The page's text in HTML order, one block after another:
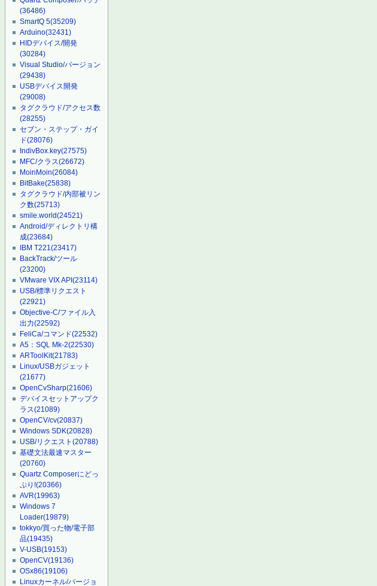
(36486)
SmartQ 5(35209)
Arduino(32431)
HIDデバイス/開発
(30284)
Visual Studio/バージョン
(29438)
USBデバイス開発
(29008)
タグクラウド/アクセス数
(28255)
セブン・ステップ・ガイ
ド(28076)
IndivBox.key(27575)
MFC/クラス(26672)
MoinMoin(26084)
BitBake(25838)
タグクラウド/内部被リン
ク数(25713)
smile.world(24521)
Android/ディレクトリ構
成(23684)
IBM T221(23417)
BackTrack/ツール
(23200)
VMware VIX API(23114)
USB/標準リクエスト
(22921)
Objective-C/ファイル入
出力(22592)
FeliCa/コマンド(22532)
A5：SQL Mk-2(22530)
ARToolKit(21783)
Linux/USBガジェット
(21677)
OpenCvSharp(21606)
デバイスセットアップク
ラス(21089)
OpenCV/cv(20837)
Windows SDK(20828)
USB/リクエスト(20788)
基礎文法最速マスター
(20760)
Quartz Composerにどっ
ぷり!(20366)
AVR(19963)
Windows 7
Loader(19879)
tokkyo/買った物/電子部
品(19435)
V-USB(19153)
OpenCV(19136)
OSx86(19106)
Linuxカーネル/バージョ